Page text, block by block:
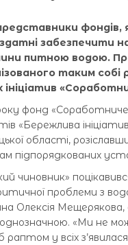
забезпечити
питною водою.
таким
ініціатив
фонд
«Бережлива
області,
підпорядкованих
чиновник»
проблеми з
Олексія
«Ми не
раптом у всіх